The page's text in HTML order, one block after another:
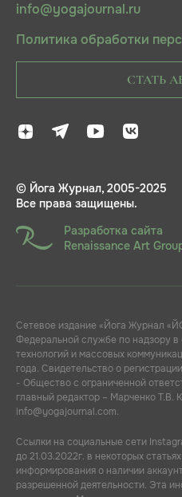
info@yogajournal.ru
Политика обработки
СТАТЬ
© Йога Журнал, 2005-2025
Все права защищены.
Разработка сайта
Renaissance Art
Сетевое издание «Йога Журнал
Федеральной службе по надзору
технологий и массовых
года. Свидетельство о
- Общество с ограниченной
главный редактор – Марченко Т.В.
info@yogajournal.com.
Ссылки на социальные сети
до 21.03.2022г. в некоторых
информирования о наличии
разрешенной деятельности. Эта